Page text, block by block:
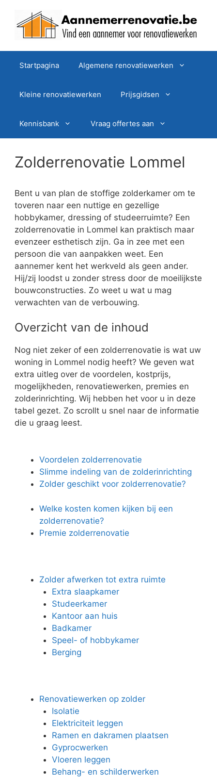
Startpagina Algemene renovatiewerken
Kleine renovatiewerken Prijsgidsen
Kennisbank Vraag offertes aan
Zolderrenovatie Lommel
Bent u van plan de stoffige zolderkamer om te
toveren naar een nuttige en gezellige
hobbykamer, dressing of studeerruimte? Een
zolderrenovatie in Lommel kan praktisch maar
evenzeer esthetisch zijn. Ga in zee met een
persoon die van aanpakken weet. Een
aannemer kent het werkveld als geen ander.
Hij/zij loodst u zonder stress door de moeilijkste
bouwconstructies. Zo weet u wat u mag
verwachten van de verbouwing.
Overzicht van de inhoud
Nog niet zeker of een zolderrenovatie is wat uw
woning in Lommel nodig heeft? We geven wat
extra uitleg over de voordelen, kostprijs,
mogelijkheden, renovatiewerken, premies en
zolderinrichting. Wij hebben het voor u in deze
tabel gezet. Zo scrollt u snel naar de informatie
die u graag leest.
Voordelen zolderrenovatie
Slimme indeling van de zolderinrichting
Zolder geschikt voor zolderrenovatie?
Welke kosten komen kijken bij een
zolderrenovatie?
Premie zolderrenovatie
Zolder afwerken tot extra ruimte
Extra slaapkamer
Studeerkamer
Kantoor aan huis
Badkamer
Speel- of hobbykamer
Berging
Renovatiewerken op zolder
Isolatie
Elektriciteit leggen
Ramen en dakramen plaatsen
Gyprocwerken
Vloeren leggen
Behang- en schilderwerken